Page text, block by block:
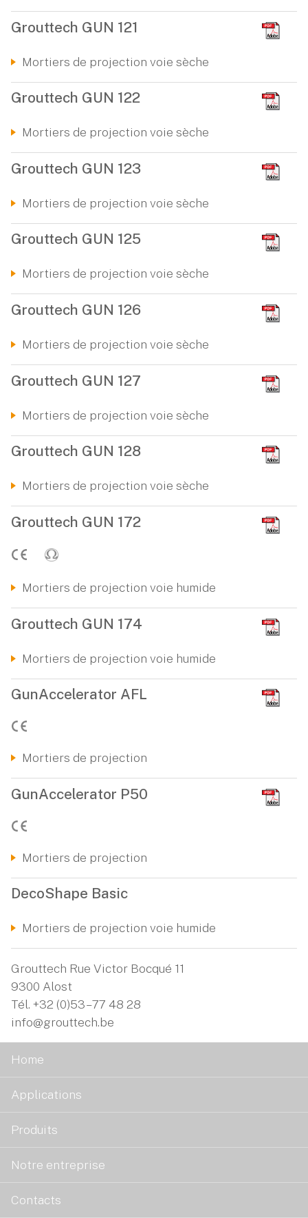
Grouttech GUN 121
Mortiers de projection voie sèche
Grouttech GUN 122
Mortiers de projection voie sèche
Grouttech GUN 123
Mortiers de projection voie sèche
Grouttech GUN 125
Mortiers de projection voie sèche
Grouttech GUN 126
Mortiers de projection voie sèche
Grouttech GUN 127
Mortiers de projection voie sèche
Grouttech GUN 128
Mortiers de projection voie sèche
Grouttech GUN 172
Mortiers de projection voie humide
Grouttech GUN 174
Mortiers de projection voie humide
GunAccelerator AFL
Mortiers de projection
GunAccelerator P50
Mortiers de projection
DecoShape Basic
Mortiers de projection voie humide
Grouttech Rue Victor Bocqué 11
9300 Alost
Tél. +32 (0)53 – 77 48 28
info@grouttech.be
Home
Applications
Produits
Notre entreprise
Contacts